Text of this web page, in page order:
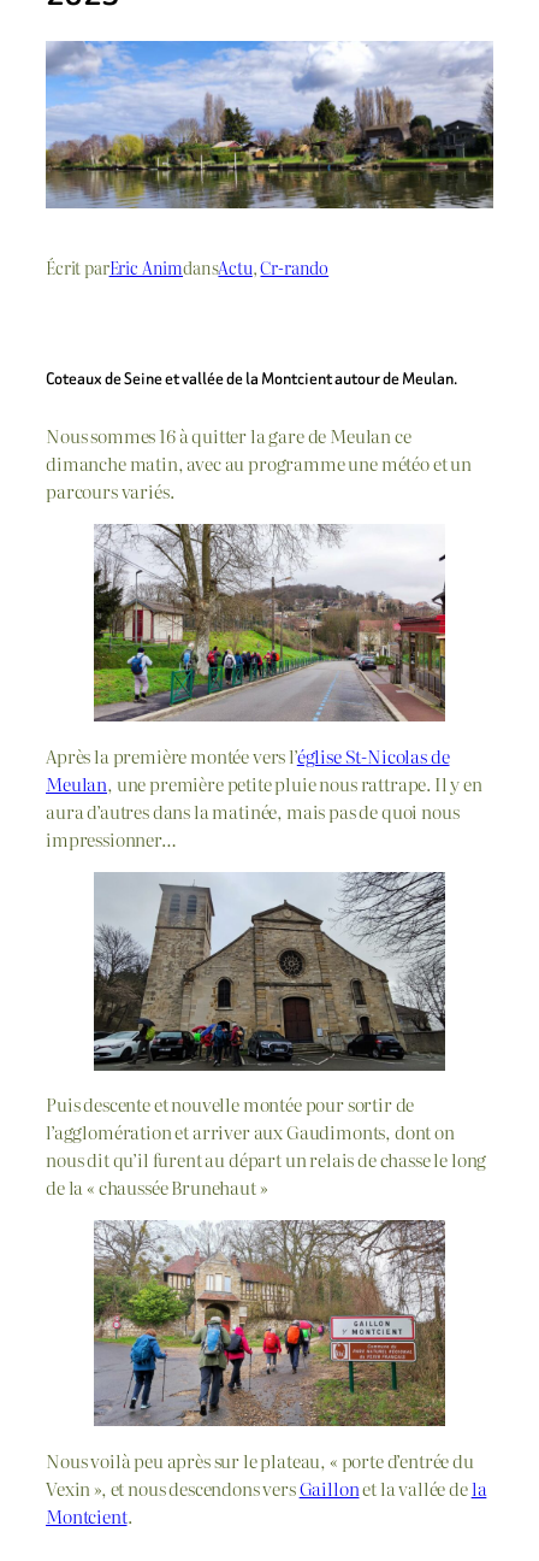
Écrit parEric AnimdansActu, Cr-rando
Coteaux de Seine et vallée de la Montcient autour de Meulan.
Nous sommes 16 à quitter la gare de Meulan ce
dimanche matin, avec au programme une météo et un
parcours variés.
Après la première montée vers l’église St-Nicolas de
Meulan, une première petite pluie nous rattrape. Il y en
aura d’autres dans la matinée, mais pas de quoi nous
impressionner…
Puis descente et nouvelle montée pour sortir de
l’agglomération et arriver aux Gaudimonts, dont on
nous dit qu’il furent au départ un relais de chasse le long
de la « chaussée Brunehaut »
Nous voilà peu après sur le plateau, « porte d’entrée du
Vexin », et nous descendons versGaillonet la vallée dela
Montcient.